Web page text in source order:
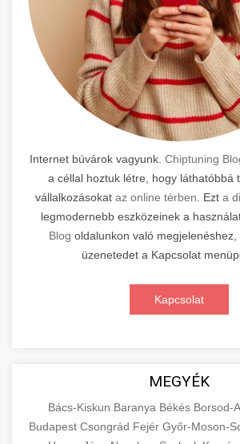
Internet búvárok vagyunk. Chiptuning
a céllal hoztuk létre, hogy láthatóbbá
vállalkozásokat az online térben . Ezt a
legmodernebb eszközeinek a
Blog oldalunkon való
üzenetedet a Kapcsolat
Kapcsolat
MEGYÉK
Bács-Kiskun Baranya Békés Borsod-
Budapest Csongrád Fejér Győr-Moson-